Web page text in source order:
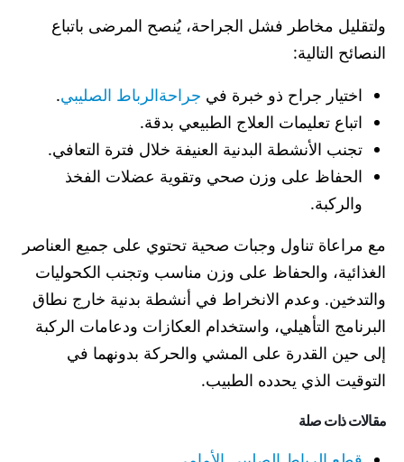
ولتقليل مخاطر فشل الجراحة، يُنصح المرضى باتباع
النصائح التالية:
اختيار جراح ذو خبرة في جراحةالرباط الصليبي.
اتباع تعليمات العلاج الطبيعي بدقة.
تجنب الأنشطة البدنية العنيفة خلال فترة التعافي.
الحفاظ على وزن صحي وتقوية عضلات الفخذ
والركبة.
مع مراعاة تناول وجبات صحية تحتوي على جميع العناصر
الغذائية، والحفاظ على وزن مناسب وتجنب الكحوليات
والتدخين. وعدم الانخراط في أنشطة بدنية خارج نطاق
البرنامج التأهيلي، واستخدام العكازات ودعامات الركبة
إلى حين القدرة على المشي والحركة بدونهما في
التوقيت الذي يحدده الطبيب.
مقالات ذات صلة